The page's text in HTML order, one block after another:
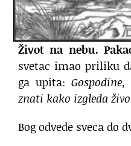
Život na nebu.
svetac imao priliku
ga upita:
znati kako izgleda
Bog odvede sveca do